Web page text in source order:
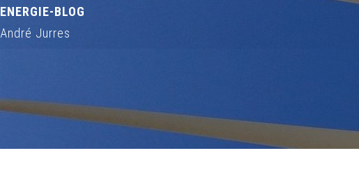
ENERGIE-BLOG
André Jurres